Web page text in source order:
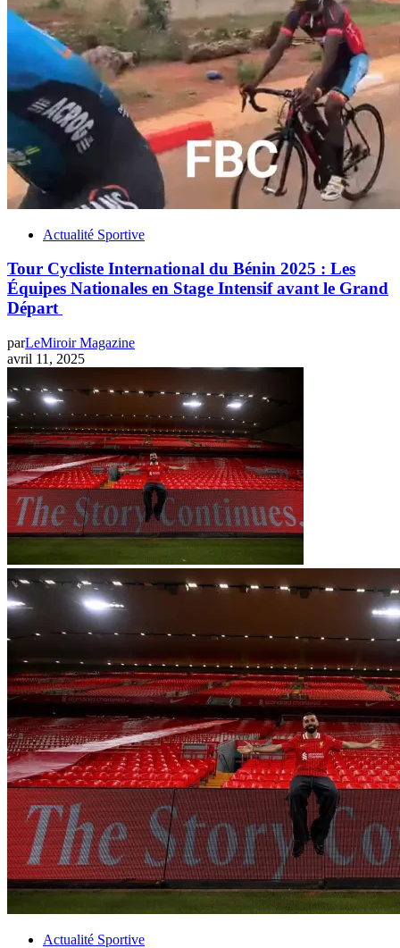
Actualité Sportive
Tour Cycliste International du Bénin 2025 : Les
Équipes Nationales en Stage Intensif avant le Grand
Départ
parLeMiroir Magazine
avril 11, 2025
Actualité Sportive